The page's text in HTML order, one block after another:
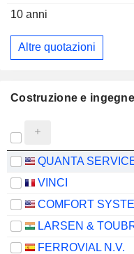
10 anni
Altre quotazioni
Costruzione e
QUANTA
VINCI
FERROVIAL N.V.